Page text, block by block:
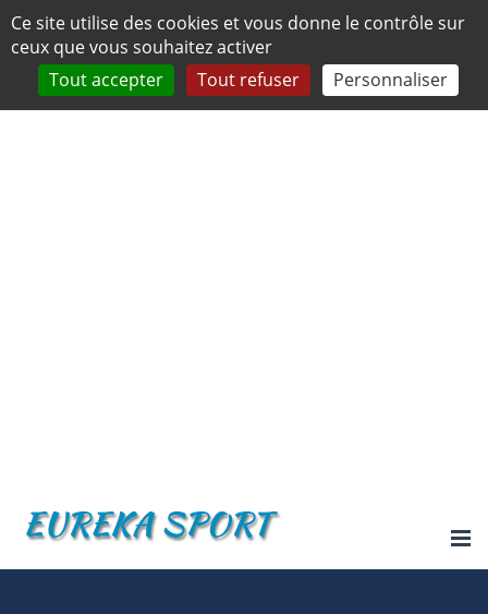
Panneau de gestion des cookies
Ce site utilise des cookies et vous donne le contrôle sur
ceux que vous souhaitez activer
Tout accepter
Tout refuser Personnaliser